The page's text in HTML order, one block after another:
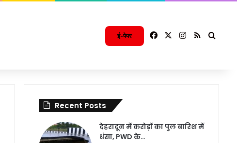
ई-पेपर FacebookInstagram
RSS
Recent Posts
देहरादून में करोड़ों का पुल बारिश में
धंसा, PWD के…